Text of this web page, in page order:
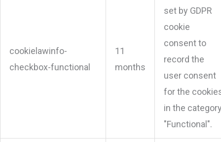
cookielawinfo-
checkbox-functional
11
months
set by GDPR
cookie
consent to
record the
user consent
for the
in the
"Functional".